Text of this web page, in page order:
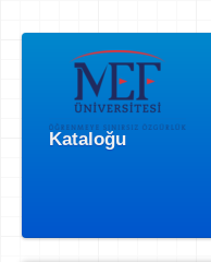
Kataloğu